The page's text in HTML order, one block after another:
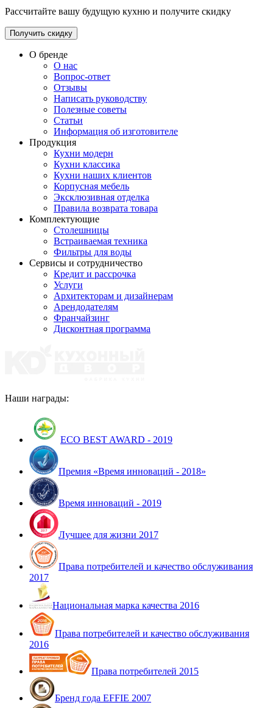
Рассчитайте вашу будущую кухню и получите скидку
Получить скидку
О бренде
О нас
Вопрос-ответ
Отзывы
Написать руководству
Полезные советы
Статьи
Информация об изготовителе
Продукция
Кухни модерн
Кухни классика
Кухни наших клиентов
Корпусная мебель
Эксклюзивная отделка
Правила возврата товара
Комплектующие
Столешницы
Встраиваемая техника
Фильтры для воды
Сервисы и сотрудничество
Кредит и рассрочка
Услуги
Архитекторам и дизайнерам
Арендодателям
Франчайзинг
Дисконтная программа
Наши награды:
ECO BEST AWARD - 2019
Премия «Время инноваций - 2018»
Время инноваций - 2019
Лучшее для жизни 2017
Права потребителей и качество обслуживания
2017
Национальная марка качества 2016
Права потребителей и качество обслуживания
2016
Права потребителей 2015
Бренд года EFFIE 2007